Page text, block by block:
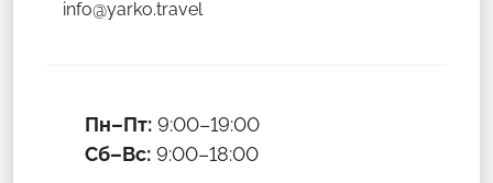
info@yarko.travel
Пн–Пт: 9:00–19:00
Сб–Вс: 9:00–18:00